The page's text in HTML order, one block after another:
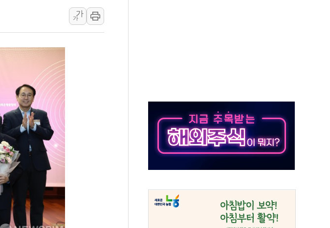
장중 급등…시장은 "또 개입했나" 촉각
체주 프리뷰...美 고용 쇼크에 반도체주 '활짝'
용 쇼크에 금리 인상 우려 후퇴…나스닥 선물 1%대 상승
3000명 감소 '쇼크'…9월 금리 인상 기대 후퇴
개국, 공동방위협정 체결
주...아틀라시안·클라우드플레어·태양광주↑ VS 트레이드데스크·웬디스↓
"6·25 미군 실종자 7359명 끝까지 찾겠다"
파월 때와 달리 워시엔 톤 낮춰
정책특보 내정설...포항시 '시끌'
국 다음 100년 밑거름…수도권 집중 완화 전환점"
톤 부동산 2차 회의' 주재… "전폭적 공급 확대·속도전 총력"
리콘 관세 15% 부과…美 태양광주 급등
가
가